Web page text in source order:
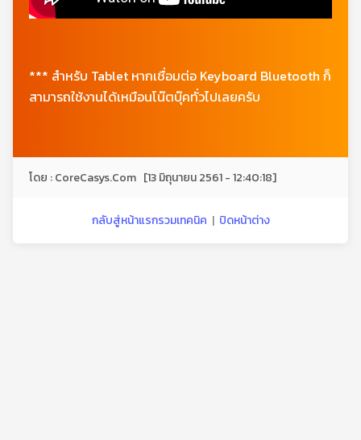
*** สำหรับ Tablet หากเชื่อมต่อ Keyboard Bluetooth ก็
สามารถใช้งานได้เหมือนโน๊ตบุ๊คทั่วไปเลยครับ
โดย : CoreCasys.Com [13 มิถุนายน 2561 - 12:40:18]
กลับสู่หน้าแรกรวมเทคนิค | ปิดหน้าต่าง